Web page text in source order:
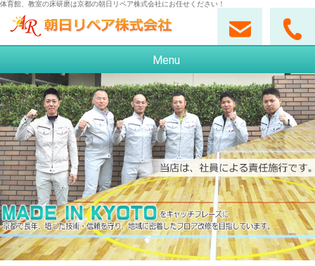
体育館、教室の床研磨は京都の朝日リペア株式会社にお任せください！
Menu